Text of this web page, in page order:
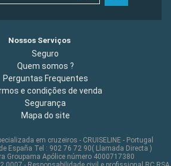
Nossos Serviços
Seguro
Quem somos ?
Perguntas Frequentes
e condições de venda
Segurança
Mapa do site
em cruzeiros - CRUISELINE - Portugal
España Tel : 902 76 72 90( Llamada Directa )
Groupama Apólice número 4000717380